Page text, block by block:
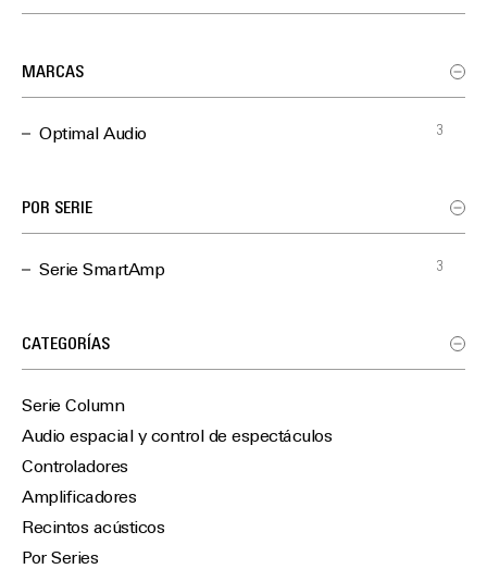
MARCAS
Optimal Audio 3
POR SERIE
Serie SmartAmp 3
CATEGORÍAS
Serie Column
Audio espacial y control de espectáculos
Controladores
Amplificadores
Recintos acústicos
Por Series